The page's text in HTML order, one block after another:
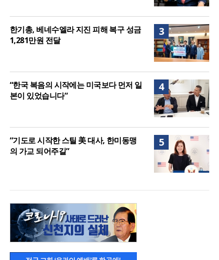
3
한기총, 베네수엘라 지진 피해 복구 성금
1,281만원 전달
4
“한국 복음의 시작에는 미국보다 먼저 일
본이 있었습니다”
5
“기도로 시작한 스틸 美 대사, 한미동맹
의 가교 되어주길”